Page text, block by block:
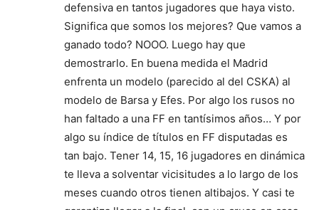
defensiva en tantos jugadores que haya visto.
Significa que somos los mejores? Que vamos a
ganado todo? NOOO. Luego hay que
demostrarlo. En buena medida el Madrid
enfrenta un modelo (parecido al del CSKA) al
modelo de Barsa y Efes. Por algo los rusos no
han faltado a una FF en tantísimos años… Y por
algo su índice de títulos en FF disputadas es
tan bajo. Tener 14, 15, 16 jugadores en dinámica
te lleva a solventar vicisitudes a lo largo de los
meses cuando otros tienen altibajos. Y casi te